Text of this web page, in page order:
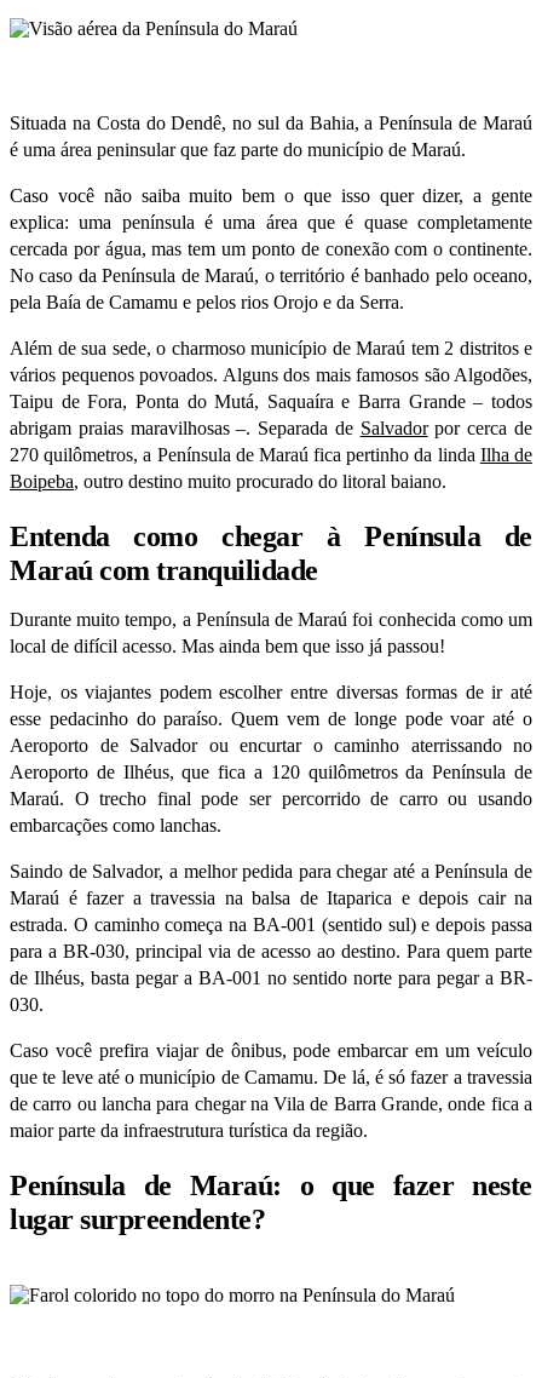
Situada na Costa do Dendê, no sul da Bahia, a Península de Maraú
é uma área peninsular que faz parte do município de Maraú.
Caso você não saiba muito bem o que isso quer dizer, a gente
explica: uma península é uma área que é quase completamente
cercada por água, mas tem um ponto de conexão com o continente.
No caso da Península de Maraú, o território é banhado pelo oceano,
pela Baía de Camamu e pelos rios Orojo e da Serra.
Além de sua sede, o charmoso município de Maraú tem 2 distritos e
vários pequenos povoados. Alguns dos mais famosos são Algodões,
Taipu de Fora, Ponta do Mutá, Saquaíra e Barra Grande – todos
abrigam praias maravilhosas –. Separada de Salvadorpor cerca de
270 quilômetros, a Península de Maraú fica pertinho da linda Ilha de
Boipeba, outro destino muito procurado do litoral baiano.
Entenda como chegar à Península de
Maraú com tranquilidade
Durante muito tempo, a Península de Maraú foi conhecida como um
local de difícil acesso. Mas ainda bem que isso já passou!
Hoje, os viajantes podem escolher entre diversas formas de ir até
esse pedacinho do paraíso. Quem vem de longe pode voar até o
Aeroporto de Salvador ou encurtar o caminho aterrissando no
Aeroporto de Ilhéus, que fica a 120 quilômetros da Península de
Maraú. O trecho final pode ser percorrido de carro ou usando
embarcações como lanchas.
Saindo de Salvador, a melhor pedida para chegar até a Península de
Maraú é fazer a travessia na balsa de Itaparica e depois cair na
estrada. O caminho começa na BA-001 (sentido sul) e depois passa
para a BR-030, principal via de acesso ao destino. Para quem parte
de Ilhéus, basta pegar a BA-001 no sentido norte para pegar a BR-
030.
Caso você prefira viajar de ônibus, pode embarcar em um veículo
que te leve até o município de Camamu. De lá, é só fazer a travessia
de carro ou lancha para chegar na Vila de Barra Grande, onde fica a
maior parte da infraestrutura turística da região.
Península de Maraú: o que fazer neste
lugar surpreendente?